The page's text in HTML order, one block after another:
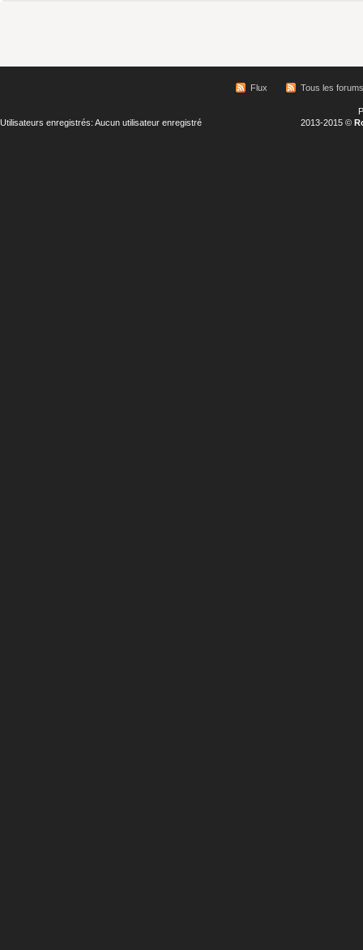
Flux Tous les forums
Utilisateurs enregistrés: Aucun utilisateur enregistré
2013-2015 ©